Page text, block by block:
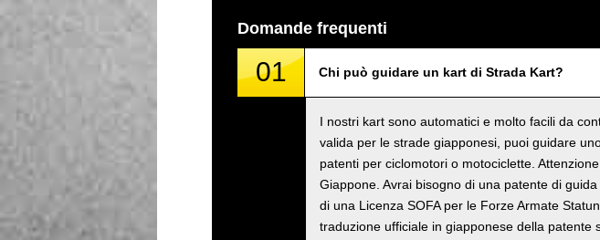
Domande frequenti
01 Chi può guidare un kart di Strada Kart?
I nostri kart sono automatici e molto facili da
valida per le strade giapponesi, puoi guidare
patenti per ciclomotori o motociclette.
Giappone. Avrai bisogno di una patente di
di una Licenza SOFA per le Forze Armate
traduzione ufficiale in giapponese della patente